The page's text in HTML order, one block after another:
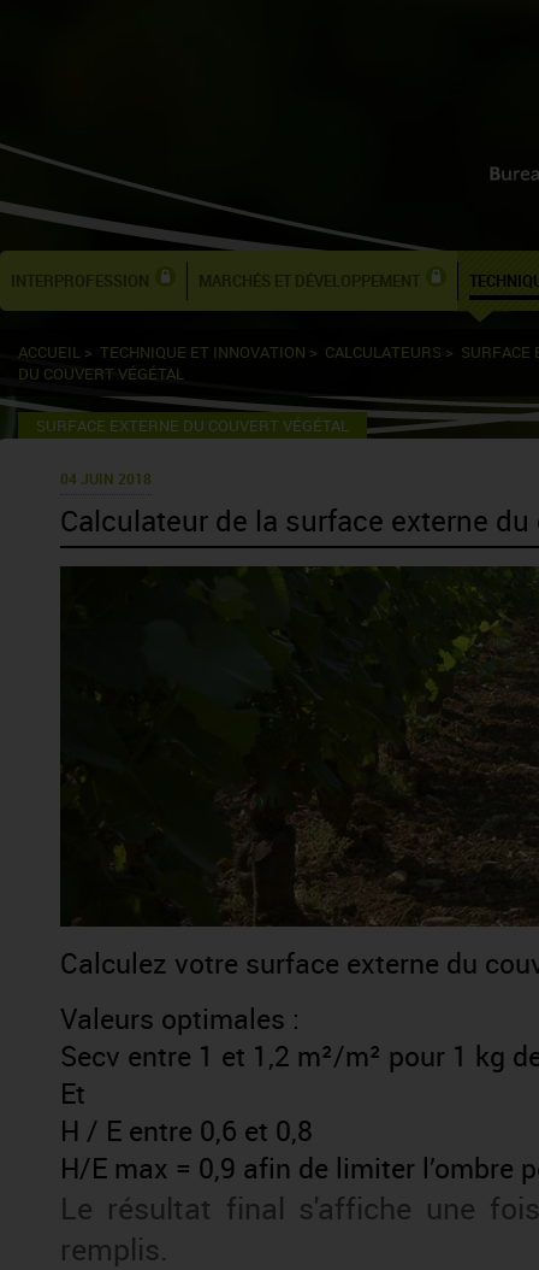
INTERPROFESSION MARCHÉS ET DÉVELOPPEMENT
ACCUEIL > TECHNIQUE ET INNOVATION > CALCULATEURS > SURFACE
DU COUVERT VÉGÉTAL
SURFACE EXTERNE DU COUVERT VÉGÉTAL
04 JUIN 2018
Calculateur de la surface externe
Calculez votre surface externe du
Valeurs optimales :
Secv entre 1 et 1,2 m²/m² pour 1 kg
Et
H / E entre 0,6 et 0,8
H/E max = 0,9 afin de limiter l’ombre
Le résultat final s'affiche une
remplis.